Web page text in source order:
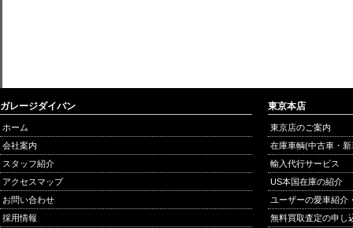
ガレージダイバン
ホーム
会社案内
スタッフ紹介
アクセスマップ
お問い合わせ
採用情報
東京本店
東京店のご案内
在庫車輌(中古車・
輸入代行サービス
US本国在庫の紹介
ユーザーの愛車紹介
無料買取査定の申し